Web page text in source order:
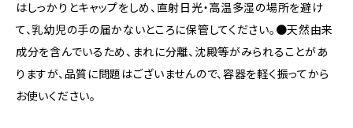
はしっかりとキャップをしめ、直射日光・高温多湿の場所を避け
て、乳幼児の手の届かないところに保管してください。●天然由来
成分を含んでいるため、まれに分離、沈殿等がみられることがあ
りますが、品質に問題はございませんので、容器を軽く振ってから
お使いください。